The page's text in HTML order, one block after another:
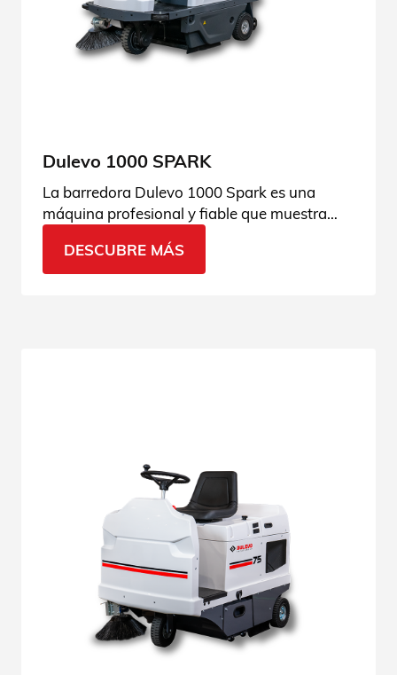
Dulevo 1000 SPARK
La barredora Dulevo 1000 Spark es una
máquina profesional y fiable que muestra
como en exteriores. Consulta las
especificaciones técnicas.
DESCUBRE MÁS